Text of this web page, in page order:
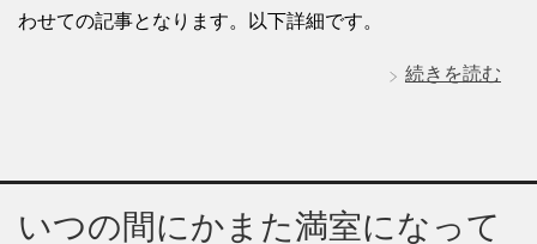
わせての記事となります。以下詳細です。
続きを読む
いつの間にかまた満室になって